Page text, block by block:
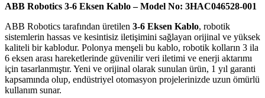
ABB Robotics 3-6 Eksen Kablo – Model No: 3HAC046528-001
ABB Robotics tarafından üretilen 3-6 Eksen Kablo, robotik
sistemlerin hassas ve kesintisiz iletişimini sağlayan orijinal ve yüksek
kaliteli bir kablodur. Polonya menşeli bu kablo, robotik kolların 3 ila
6 eksen arası hareketlerinde güvenilir veri iletimi ve enerji aktarımı
için tasarlanmıştır. Yeni ve orijinal olarak sunulan ürün, 1 yıl garanti
kapsamında olup, endüstriyel otomasyon projelerinizde uzun ömürlü
kullanım sunar.